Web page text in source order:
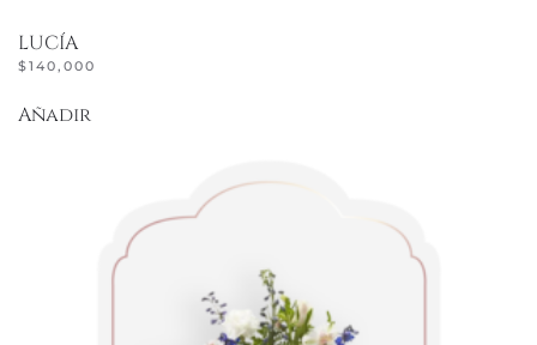
LUCÍA
$140,000
Añadir